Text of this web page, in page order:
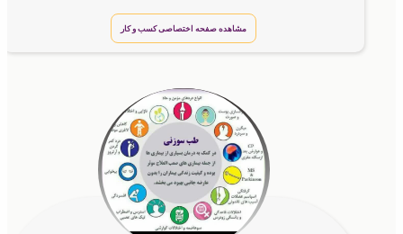
مشاهده صفحه اختصاصی کسب و کار